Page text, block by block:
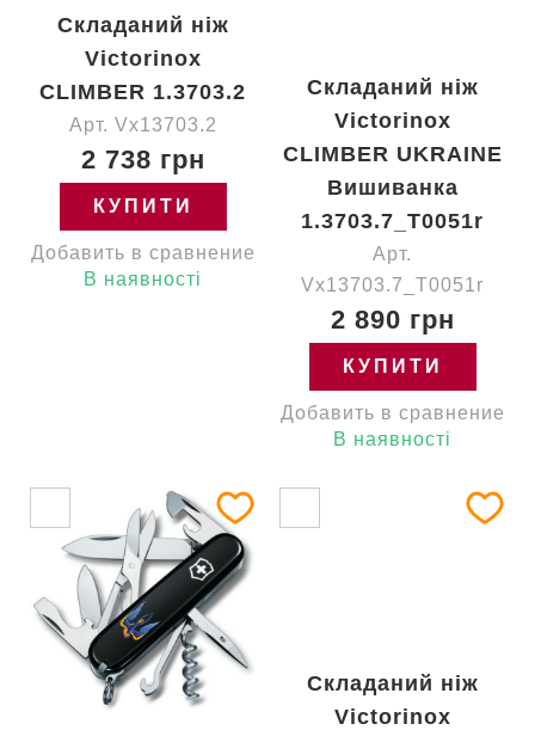
Складаний ніж
Victorinox
CLIMBER 1.3703.2
Арт. Vx13703.2
2 738 грн
КУПИТИ
Добавить в сравнение
В наявності
Складаний ніж
Victorinox
CLIMBER UKRAINE
Вишиванка
1.3703.7_T0051r
Арт.
Vx13703.7_T0051r
2 890 грн
КУПИТИ
Добавить в сравнение
В наявності
Складаний ніж
Victorinox